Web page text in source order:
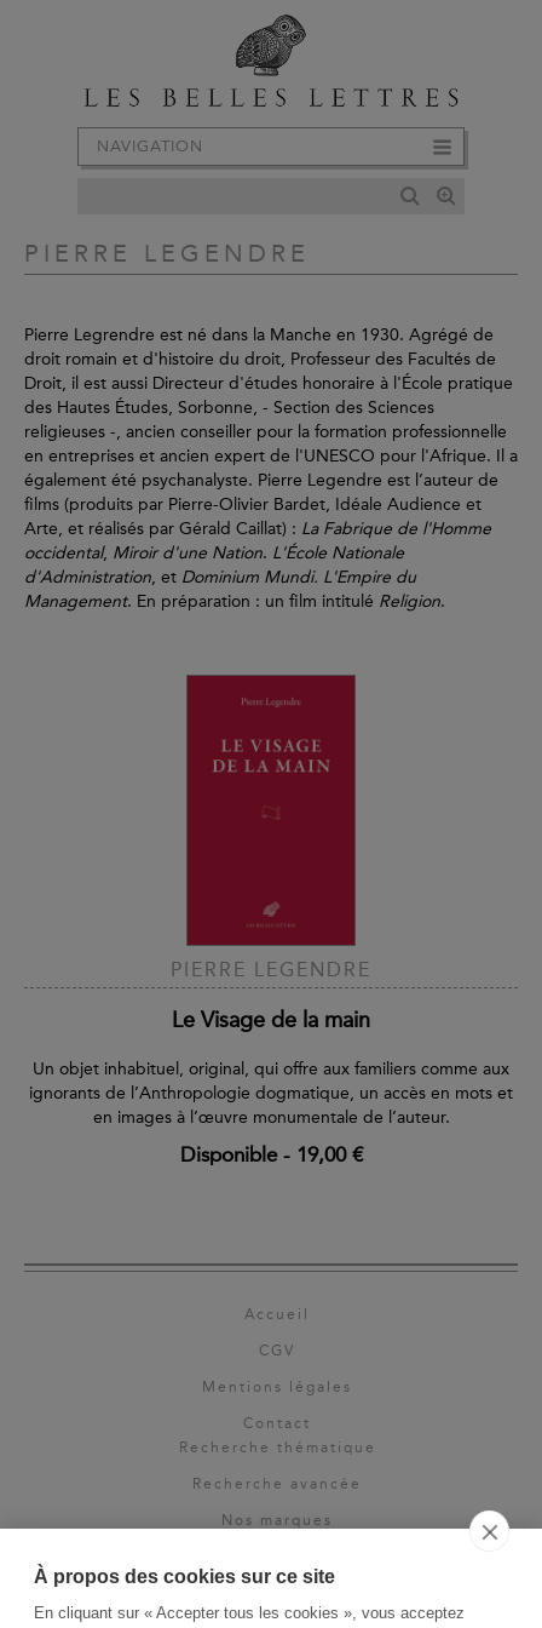
À propos des cookies sur ce site
En cliquant sur « Accepter tous les cookies », vous acceptez
NAVIGATION
PIERRE LEGENDRE
Pierre Legrendre est né dans la Manche en 1930. Agrégé de
droit romain et d'histoire du droit, Professeur des Facultés de
Droit, il est aussi Directeur d'études honoraire à l'École pratique
des Hautes Études, Sorbonne, - Section des Sciences
religieuses -, ancien conseiller pour la formation professionnelle
en entreprises et ancien expert de l'UNESCO pour l'Afrique. Il a
également été psychanalyste. Pierre Legendre est l’auteur de
films (produits par Pierre-Olivier Bardet, Idéale Audience et
Arte, et réalisés par Gérald Caillat) : La Fabrique de l'Homme
occidental, Miroir d'une Nation. L'École Nationale
d'Administration, et Dominium Mundi. L'Empire du
Management. En préparation : un film intitulé Religion.
PIERRE LEGENDRE
Le Visage de la main
Un objet inhabituel, original, qui offre aux familiers comme aux
ignorants de l’Anthropologie dogmatique, un accès en mots et
en images à l’œuvre monumentale de l’auteur.
Disponible- 19,00 €
Accueil
CGV
Mentions légales
Contact
Recherche thématique
Recherche avancée
Nos marques
Espace pro
Newsletter